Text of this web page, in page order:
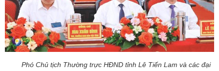
Phó Chủ tịch Thường trực HĐND tỉnh Lê Tiến Lam và các đại